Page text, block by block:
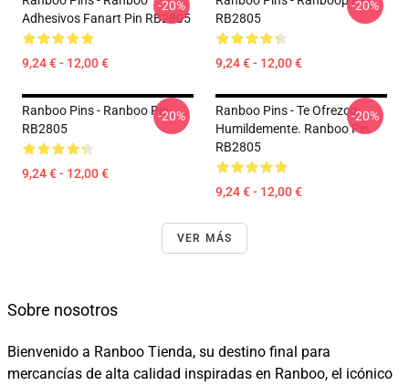
Adhesivos Fanart Pin RB2805
9,24 € - 12,00 €
-20%
RB2805
9,24 € - 12,00 €
-20%
Ranboo Pins - Ranboo Pin
RB2805
9,24 € - 12,00 €
-20%
Ranboo Pins - Te Ofrezco
Humildemente. Ranboo Pin
RB2805
9,24 € - 12,00 €
-20%
VER MÁS
Sobre nosotros
Bienvenido a Ranboo Tienda, su destino final para
mercancías de alta calidad inspiradas en Ranboo, el icónico